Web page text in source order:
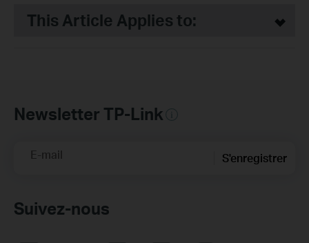
This Article Applies to:
Newsletter TP-Link
E-mail S'enregistrer
Suivez-nous